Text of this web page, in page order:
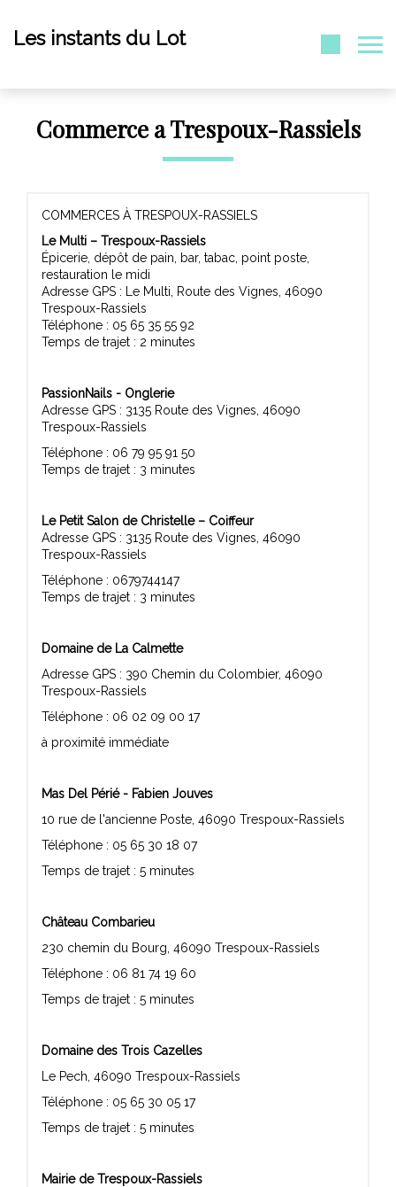
Les instants du Lot
Commerce a Trespoux-Rassiels
COMMERCES À TRESPOUX-RASSIELS
Le Multi – Trespoux-Rassiels
Épicerie, dépôt de pain, bar, tabac, point poste,
restauration le midi
Adresse GPS : Le Multi, Route des Vignes, 46090
Trespoux-Rassiels
Téléphone : 05 65 35 55 92
Temps de trajet : 2 minutes
PassionNails - Onglerie
Adresse GPS : 3135 Route des Vignes, 46090
Trespoux-Rassiels
Téléphone : 06 79 95 91 50
Temps de trajet : 3 minutes
Le Petit Salon de Christelle – Coiffeur
Adresse GPS : 3135 Route des Vignes, 46090
Trespoux-Rassiels
Téléphone : 0679744147
Temps de trajet : 3 minutes
Domaine de La Calmette
Adresse GPS : 390 Chemin du Colombier, 46090
Trespoux-Rassiels
Téléphone : 06 02 09 00 17
à proximité immédiate
Mas Del Périé - Fabien Jouves
10 rue de l'ancienne Poste, 46090 Trespoux-Rassiels
Téléphone : 05 65 30 18 07
Temps de trajet : 5 minutes
Château Combarieu
230 chemin du Bourg, 46090 Trespoux-Rassiels
Téléphone : 06 81 74 19 60
Temps de trajet : 5 minutes
Domaine des Trois Cazelles
Le Pech, 46090 Trespoux-Rassiels
Téléphone : 05 65 30 05 17
Temps de trajet : 5 minutes
Mairie de Trespoux-Rassiels